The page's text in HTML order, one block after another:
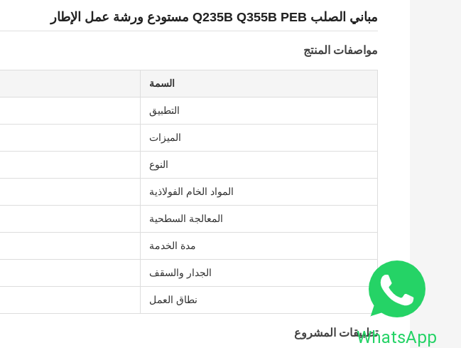
مباني الصلب Q235B Q355B PEB مستودع ورشة عمل الإطار
مواصفات المنتج
السمة
التطبيق
الميزات
النوع
المواد الخام الفولاذية
المعالجة السطحية
مدة الخدمة
الجدار والسقف
نطاق العمل
تطبيقات المشروعWhatsApp